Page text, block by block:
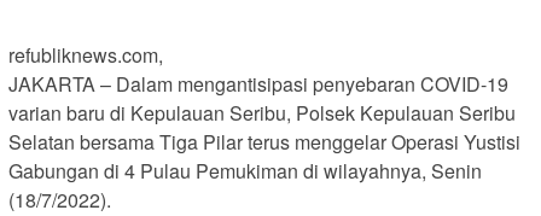
refubliknews.com,
JAKARTA – Dalam mengantisipasi penyebaran COVID-19
varian baru di Kepulauan Seribu, Polsek Kepulauan Seribu
Selatan bersama Tiga Pilar terus menggelar Operasi Yustisi
Gabungan di 4 Pulau Pemukiman di wilayahnya, Senin
(18/7/2022).